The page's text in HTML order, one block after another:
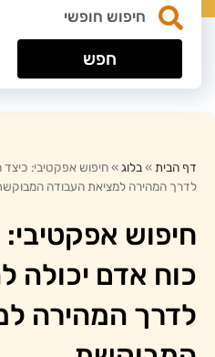
חפש
דף הבית »בלוג »חיפוש אפקטיבי:
לדרך המהירה למציאת העבודה
חיפוש
כוח אדם יכולה
לדרך המהירה